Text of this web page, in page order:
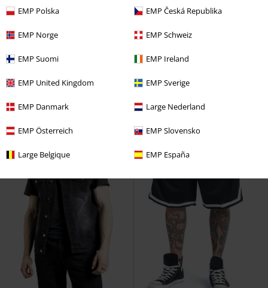
EMP Polska EMP Česká Republika
EMP Norge EMP Schweiz
EMP Suomi EMP Ireland
EMP United Kingdom EMP Sverige
EMP Danmark Large Nederland
EMP Österreich EMP Slovensko
Large Belgique EMP España
% Téměř vyprodáno
Od Kč 949,00
Premium by EMP
3-dílná sada Plus Size
OdKč 819,00
Classics
Tričko